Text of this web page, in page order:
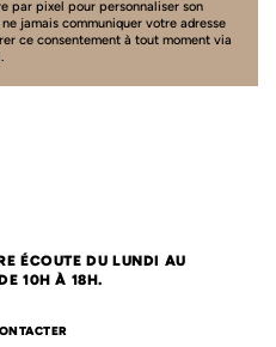
par pixel pour personnaliser son
jamais communiquer votre adresse
ce consentement à tout moment via
ÉCOUTE DU LUNDI AU
10H À 18H.